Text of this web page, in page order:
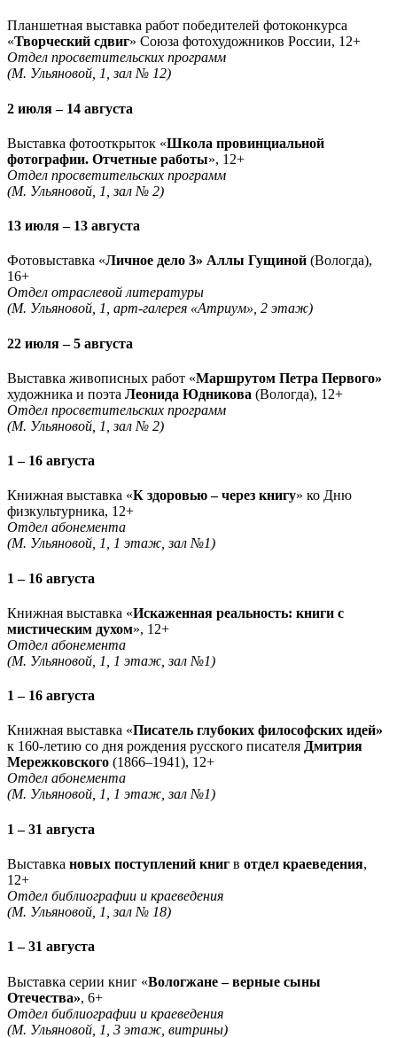
Планшетная выставка работ победителей фотоконкурса
«Творческий сдвиг» Союза фотохудожников России, 12+
Отдел просветительских программ
(М. Ульяновой, 1, зал № 12)
2 июля – 14 августа
Выставка фотооткрыток «Школа провинциальной
фотографии. Отчетные работы», 12+
Отдел просветительских программ
(М. Ульяновой, 1, зал № 2)
13 июля – 13 августа
Фотовыставка «Личное дело 3» Аллы Гущиной (Вологда),
16+
Отдел отраслевой литературы
(М. Ульяновой, 1, арт-галерея «Атриум», 2 этаж)
22 июля – 5 августа
Выставка живописных работ «Маршрутом Петра Первого»
художника и поэта Леонида Юдникова (Вологда), 12+
Отдел просветительских программ
(М. Ульяновой, 1, зал № 2)
1 – 16 августа
Книжная выставка «К здоровью – через книгу» ко Дню
физкультурника, 12+
Отдел абонемента
(М. Ульяновой, 1, 1 этаж, зал №1)
1 – 16 августа
Книжная выставка «Искаженная реальность: книги с
мистическим духом», 12+
Отдел абонемента
(М. Ульяновой, 1, 1 этаж, зал №1)
1 – 16 августа
Книжная выставка «Писатель глубоких философских идей»
к 160-летию со дня рождения русского писателя Дмитрия
Мережковского (1866–1941), 12+
Отдел абонемента
(М. Ульяновой, 1, 1 этаж, зал №1)
1 – 31 августа
Выставка новых поступлений книг в отдел краеведения,
12+
Отдел библиографии и краеведения
(М. Ульяновой, 1, зал № 18)
1 – 31 августа
Выставка серии книг «Вологжане – верные сыны
Отечества», 6+
Отдел библиографии и краеведения
(М. Ульяновой, 1, 3 этаж, витрины)